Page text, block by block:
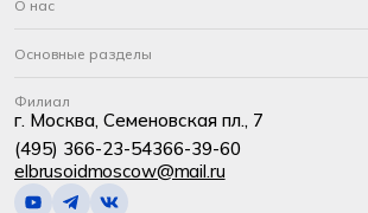
О нас
Основные разделы
Филиал
г. Москва, Семеновская пл., 7
(495) 366-23-54366-39-60
elbrusoidmoscow@mail.ru